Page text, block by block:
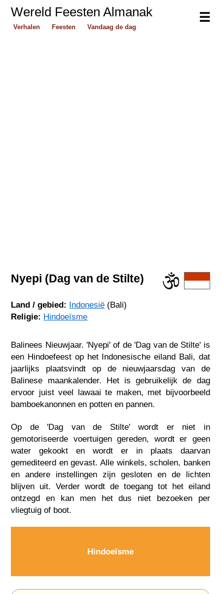
☰
Wereld Feesten Almanak
Verhalen Feesten Vandaag de dag
Nyepi (Dag van de Stilte)
Land / gebied: Indonesië (Bali)
Religie: Hindoeïsme
Balinees Nieuwjaar. 'Nyepi' of de 'Dag van de Stilte' is
een Hindoefeest op het Indonesische eiland Bali, dat
jaarlijks plaatsvindt op de nieuwjaarsdag van de
Balinese maankalender. Het is gebruikelijk de dag
ervoor juist veel lawaai te maken, met bijvoorbeeld
bamboekanonnen en potten en pannen.
Op de 'Dag van de Stilte' wordt er niet in
gemotoriseerde voertuigen gereden, wordt er geen
water gekookt en wordt er in plaats daarvan
gemediteerd en gevast. Alle winkels, scholen, banken
en andere instellingen zijn gesloten en de lichten
blijven uit. Verder wordt de toegang tot het eiland
ontzegd en kan men het dus niet bezoeken per
vliegtuig of boot.
Hindoeïsme